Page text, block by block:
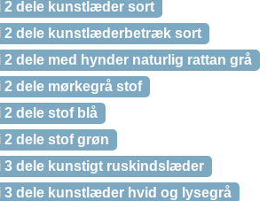
dele kunstlæder sort
2 dele kunstlæderbetræk sort
dele med hynder naturlig rattan grå
dele mørkegrå stof
dele stof blå
dele stof grøn
dele kunstigt ruskindslæder
dele kunstlæder hvid og lysegrå